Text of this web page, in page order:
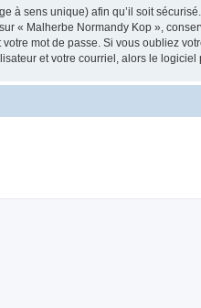
à sens unique) afin qu’il soit
« Malherbe Normandy Kop »,
mot de passe. Si vous oubliez
et votre courriel, alors le